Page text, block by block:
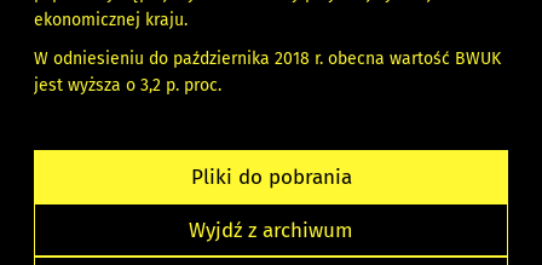
ekonomicznej kraju.
W odniesieniu do października 2018 r. obecna wartość BWUK
jest wyższa o 3,2 p. proc.
Pliki do pobrania
Wyjdź z archiwum